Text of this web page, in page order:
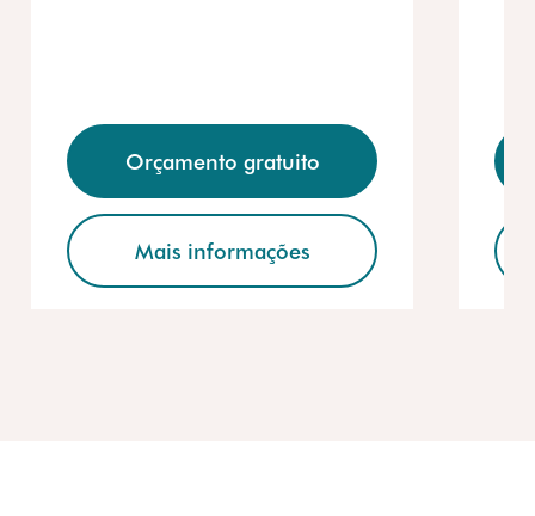
Orçamento gratuito
Mais informações